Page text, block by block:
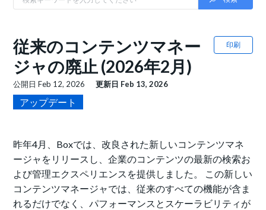
印刷
従来のコンテンツマネー
ジャの廃止 (2026年2月)
公開日Feb 12, 2026 更新日 Feb 13, 2026
アップデート
昨年4月、Boxでは、改良された新しいコンテンツマネ
ージャをリリースし、企業のコンテンツの最新の検索お
よび管理エクスペリエンスを提供しました。 この新しい
コンテンツマネージャでは、従来のすべての機能が含ま
れるだけでなく、パフォーマンスとスケーラビリティが